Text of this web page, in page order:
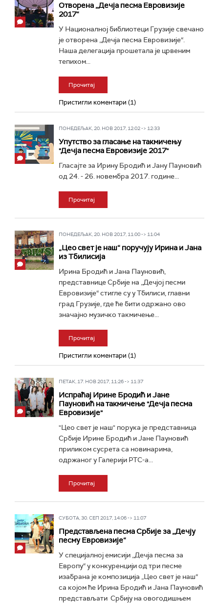
Отворена „Дечја песма Евровизије
2017“
У Националној библиотеци Грузије свечано
је отворена „Дечја песма Евровизије“.
Наша делегација прошетала је црвеним
тепихом...
Прочитај
Пристигли коментари (1)
ПОНЕДЕЉАК, 20. НОВ 2017, 12:02 -> 12:33
Упутство за гласање на такмичењу
"Дечја песма Евровизије 2017"
Гласајте за Ирину Бродић и Јану Пауновић
од 24. - 26. новембра 2017. године...
Прочитај
ПОНЕДЕЉАК, 20. НОВ 2017, 11:00 -> 11:04
„Цео свет је наш“ поручују Ирина и Јана
из Тбилисија
Ирина Бродић и Јана Пауновић,
представнице Србије на „Дечјој песми
Евровизије“ стигле су у Тбилиси, главни
град Грузије, где ће бити одржано ово
значајно музичко такмичење...
Прочитај
Пристигли коментари (1)
ПЕТАК, 17. НОВ 2017, 11:26 -> 11:37
Испраћај Ирине Бродић и Јане
Пауновић на такмичење "Дечја песма
Евровизије"
"Цео свет је наш" порука је представница
Србије Ирине Бродић и Јане Пауновић
приликом сусрета са новинарима,
одржаног у Галерији РТС-а...
Прочитај
СУБОТА, 30. СЕП 2017, 14:06 -> 11:07
Представљена песма Србије за „Дечју
песму Евровизије“
У специјалној емисији „Дечја песма за
Европу“ у конкуренцији од три песме
изабрана је композиција „Цео свет је наш“
са којом ће Ирина Бродић и Јана Пауновић
представљати Србију на овогодишњем